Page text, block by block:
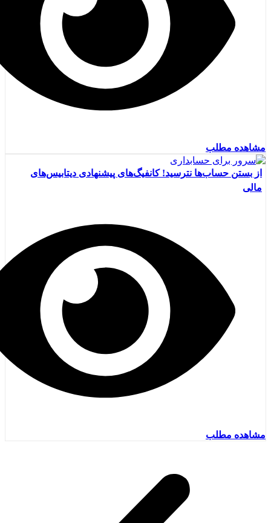
مشاهده مطلب
از بستن حساب‌ها نترسید! کانفیگ‌های پیشنهادی دیتابیس‌های
مالی
مشاهده مطلب